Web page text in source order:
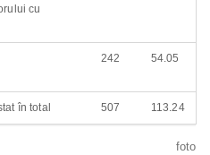
cu
242 54.05
în total 507 113.24
foto